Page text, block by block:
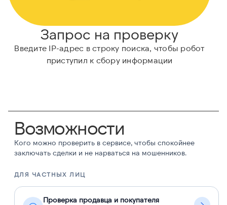
Запрос на проверку
Введите IP-адрес в строку поиска, чтобы робот
приступил к сбору информации
Возможности
Кого можно проверить в сервисе, чтобы спокойнее
заключать сделки и не нарваться на мошенников.
ДЛЯ ЧАСТНЫХ ЛИЦ
Проверка продавца и покупателя